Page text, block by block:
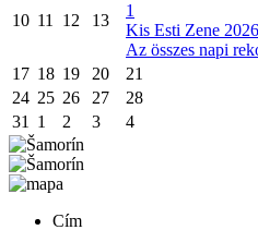
10 11 12 13
1
Kis Esti Zene 2026
Az összes napi
17 18 19 20 21
24 25 26 27 28
31
1 2 3 4
Cím